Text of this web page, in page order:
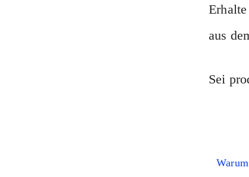
aus
Sei